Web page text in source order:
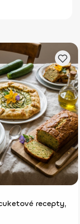
recepty,